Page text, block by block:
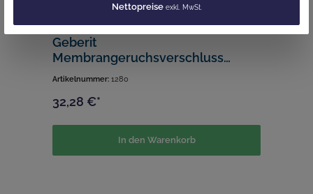
Geberit
Membrangeruchsverschluss
schwarz
Artikelnummer: 1280
32,28 €*
In den Warenkorb
Nettopreise exkl. MwSt.